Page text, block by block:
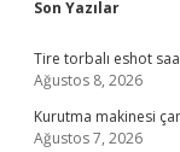
Sidebar
Son Yazılar
Tire torbalı eshot
Ağustos 8, 2026
Kurutma makinesi
Ağustos 7, 2026